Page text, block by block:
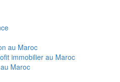
au Maroc
immobilier au Maroc
Maroc